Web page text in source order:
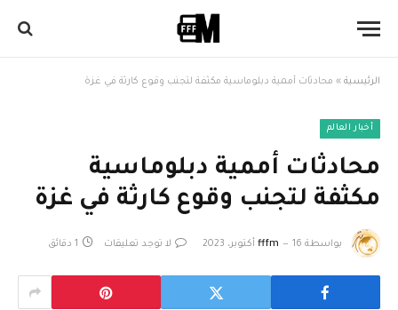
الرئيسية » محادثات أممية دبلوماسية مكثفة لتجنب وقوع كارثة في غزة
أخبار العالم
محادثات أممية دبلوماسية
مكثفة لتجنب وقوع كارثة في غزة
بواسطة fffm 16 أكتوبر، 2023 لا توجد تعليقات 1 دقائق